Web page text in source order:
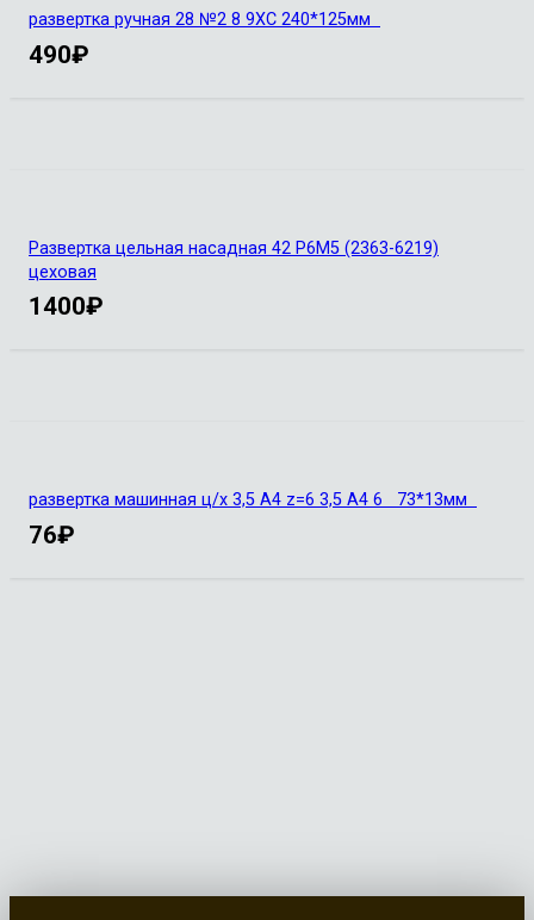
развертка ручная 28 №2 8 9ХС 240*125мм
490₽
Развертка цельная насадная 42 Р6М5 (2363-6219)
цеховая
1400₽
развертка машинная ц/х 3,5 А4 z=6 3,5 А4 6 73*13мм
76₽